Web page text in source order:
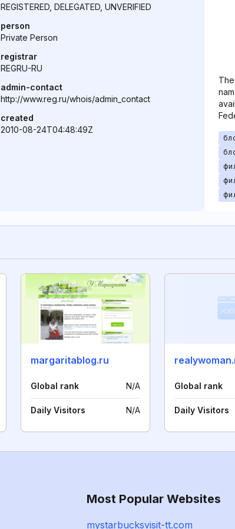
REGISTERED, DELEGATED, UNVERIFIED
person
Private Person
registrar
REGRU-RU
admin-contact
http://www.reg.ru/whois/admin_contact
created
2010-08-24T04:48:49Z
margaritablog.ru
Global rank N/A
Daily Visitors N/A
Global rank
Daily Visitors
Most Popular Websites
mystarbucksvisit-tt.com